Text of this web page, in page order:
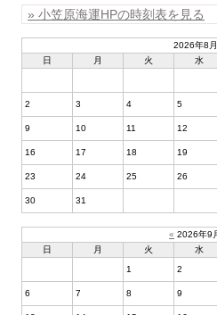
» 小笠原海運HPの時刻表を見る
2026年8月
日
月 火 水
2 3 4 5
9 10 11 12
16 17 18 19
23 24 25 26
30 31
« 2026年9
日
月 火 水
1
2
6 7 8 9